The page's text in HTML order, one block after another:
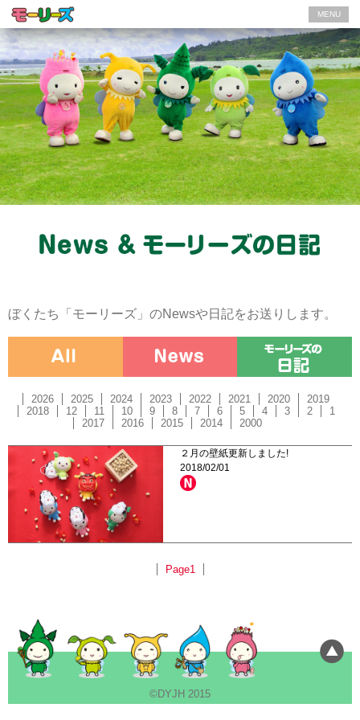
MENU
ぼくたち「モーリーズ」のNewsや日記をお送りします。
2026 2025 2024 2023 2022 2021 2020
2019
2018
12 11 10 9 8 7 6 5 4 3 2
1
2017
2016 2015 2014 2000
２月の壁紙更新しました!
2018/02/01
Page1
©DYJH 2015